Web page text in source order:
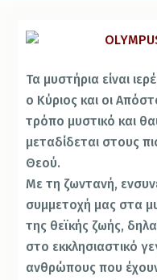
Τα μυστήρια είναι
ο Κύριος και οι
τρόπο μυστικό και
μεταδίδεται στους
Θεού.
Με τη ζωντανή,
συμμετοχή μας στα
της θεϊκής ζωής,
στο εκκλησιαστικό
ανθρώπους που έχουν